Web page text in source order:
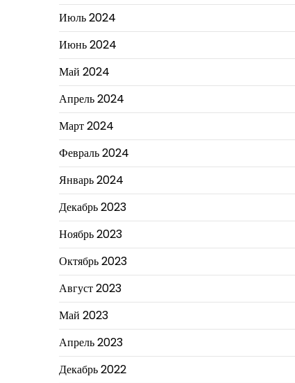
Июль 2024
Июнь 2024
Май 2024
Апрель 2024
Март 2024
Февраль 2024
Январь 2024
Декабрь 2023
Ноябрь 2023
Октябрь 2023
Август 2023
Май 2023
Апрель 2023
Декабрь 2022